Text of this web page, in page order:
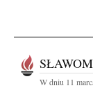
W dniu 11